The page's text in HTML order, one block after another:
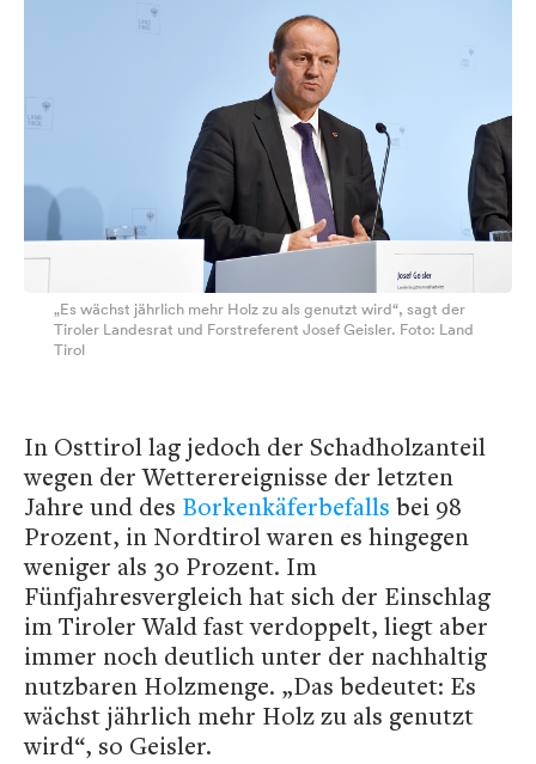
„Es wächst jährlich mehr Holz zu als genutzt wird“, sagt der
Tiroler Landesrat und Forstreferent Josef Geisler. Foto: Land
Tirol
In Osttirol lag jedoch der Schadholzanteil
wegen der Wetterereignisse der letzten
Jahre und des Borkenkäferbefalls bei 98
Prozent, in Nordtirol waren es hingegen
weniger als 30 Prozent. Im
Fünfjahresvergleich hat sich der Einschlag
im Tiroler Wald fast verdoppelt, liegt aber
immer noch deutlich unter der nachhaltig
nutzbaren Holzmenge. „Das bedeutet: Es
wächst jährlich mehr Holz zu als genutzt
wird“, so Geisler.